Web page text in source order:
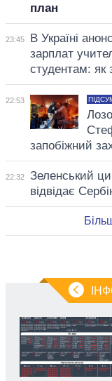
план
23:45
В Україні
зарплат
студентам: як
22:53
запобіжний
22:32
Зеленський
відвідає